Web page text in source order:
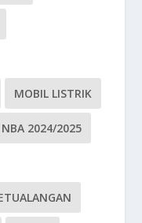
MOBIL LISTRIK
NBA 2024/2025